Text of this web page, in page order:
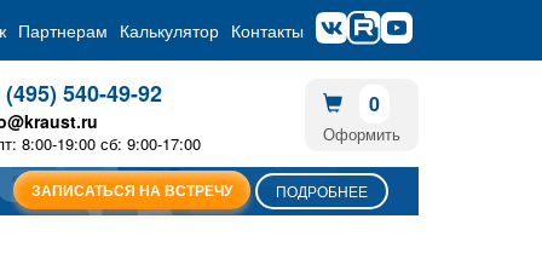
Партнерам Калькулятор Контакты
(495) 540-49-92
8:00-19:00 сб: 9:00-17:00
0
Оформить
ЗАПИСАТЬСЯ НА ВСТРЕЧУ ПОДРОБНЕЕ